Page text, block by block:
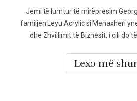
Jemi të lumtur të mirëpresim
familjen Leyu Acrylic si Menaxheri
dhe Zhvillimit të Biznesit, i cili do
Lexo më